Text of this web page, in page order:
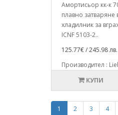
Амортисьор кк-к
плавно затваряне
хладилник за
ICNF 5103-2..
125.77€ / 245.98 лв.
Производител :
КУПИ
1 2 3 4